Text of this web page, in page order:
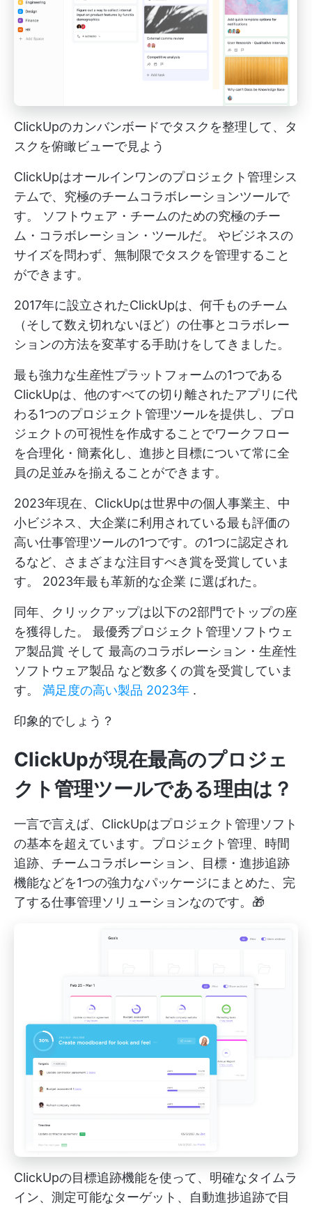
ClickUpのカンバンボードでタスクを整理して、タ
スクを俯瞰ビューで見よう
ClickUpはオールインワンのプロジェクト管理シス
テムで、究極のチームコラボレーションツールで
す。 ソフトウェア・チームのための究極のチー
ム・コラボレーション・ツールだ。
やビジネスの
サイズを問わず、無制限でタスクを管理すること
ができます。
2017年に設立されたClickUpは、何千ものチーム
（そして数え切れないほど）の仕事とコラボレー
ションの方法を変革する手助けをしてきました。
最も強力な生産性プラットフォームの1つである
ClickUpは、他のすべての切り離されたアプリに代
わる1つのプロジェクト管理ツールを提供し、プロ
ジェクトの可視性を作成することでワークフロー
を合理化・簡素化し、進捗と目標について常に全
員の足並みを揃えることができます。
2023年現在、ClickUpは世界中の個人事業主、中
小ビジネス、大企業に利用されている最も評価の
高い仕事管理ツールの1つです。の1つに認定され
るなど、さまざまな注目すべき賞を受賞していま
す。 2023年最も革新的な企業 に選ばれた。
同年、クリックアップは以下の2部門でトップの座
を獲得した。 最優秀プロジェクト管理ソフトウェ
ア製品賞 そして 最高のコラボレーション・生産性
ソフトウェア製品 など数多くの賞を受賞していま
す。 満足度の高い製品 2023年 .
印象的でしょう？
ClickUpが現在最高のプロジェ
クト管理ツールである理由は？
一言で言えば、ClickUpはプロジェクト管理ソフト
の基本を超えています。プロジェクト管理、時間
追跡、チームコラボレーション、目標・進捗追跡
機能などを1つの強力なパッケージにまとめた、完
了する仕事管理ソリューションなのです。🎁
ClickUpの目標追跡機能を使って、明確なタイムラ
イン、測定可能なターゲット、自動進捗追跡で目